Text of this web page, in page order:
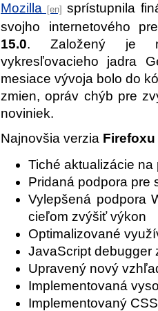
Mozilla
sprístupnila
svojho internetového
15.0. Založený je
vykresľovacieho jadra
mesiace vývoja bolo do
zmien, opráv chýb pre
noviniek.
Najnovšia verzia Firefoxu
Tiché aktualizácie na
Pridaná podpora pre
Vylepšená podpora
cieľom zvýšiť výkon
Optimalizované
JavaScript debugger
Upravený nový
Implementovaná
Implementovaný